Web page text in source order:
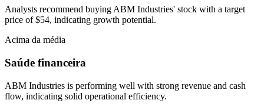
Analysts recommend buying ABM Industries' stock with a target
price of $54, indicating growth potential.
Acima da média
Saúde financeira
ABM Industries is performing well with strong revenue and cash
flow, indicating solid operational efficiency.